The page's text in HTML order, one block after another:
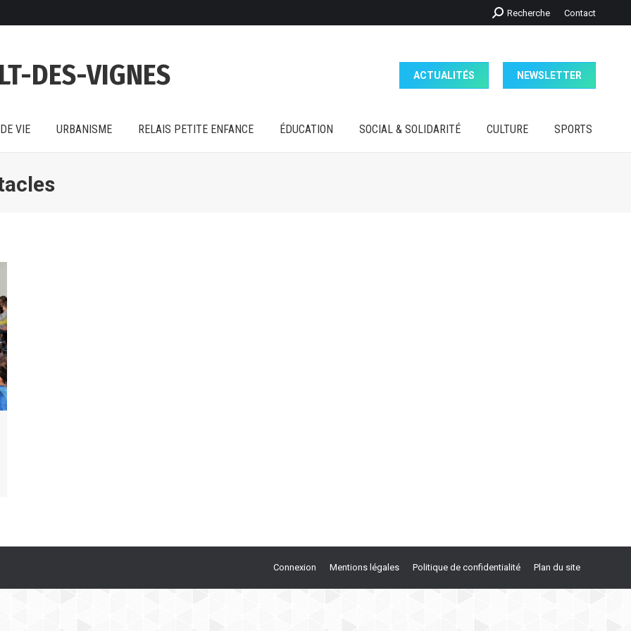
Recherche
:
Recherche Contact
DES-VIGNES ACTUALITÉS NEWSLETTER
VIE URBANISME RELAIS PETITE ENFANCE ÉDUCATION SOCIAL & SOLIDARITÉ CULTURE SPORTS
Connexion Mentions légales Politique de confidentialité Plan du site
VIE URBANISME RELAIS PETITE ENFANCE ÉDUCATION SOCIAL & SOLIDARITÉ CULTURE SPORTS